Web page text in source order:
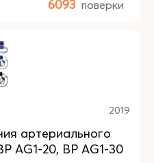
6093 поверки
2019
артериального
AG1-20, BP AG1-30